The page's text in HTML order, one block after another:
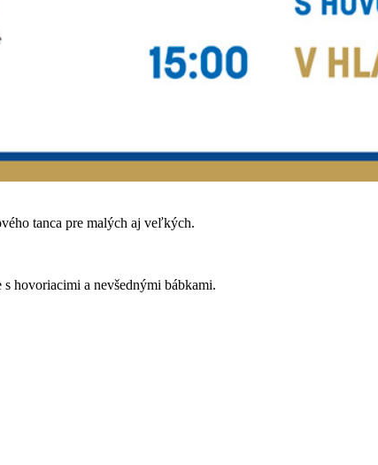
tanca pre malých aj veľkých.
hovoriacimi a nevšednými bábkami.